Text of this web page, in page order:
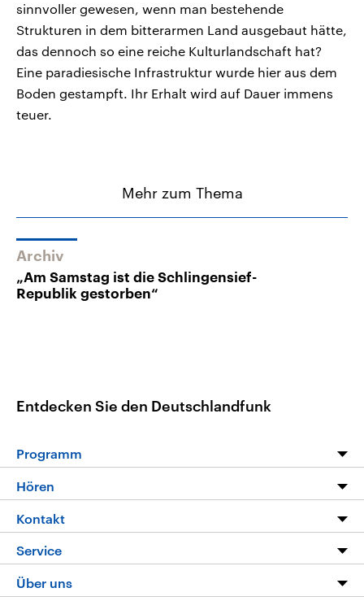
sinnvoller gewesen, wenn man bestehende
Strukturen in dem bitterarmen Land ausgebaut hätte,
das dennoch so eine reiche Kulturlandschaft hat?
Eine paradiesische Infrastruktur wurde hier aus dem
Boden gestampft. Ihr Erhalt wird auf Dauer immens
teuer.
Mehr zum Thema
Archiv
„Am Samstag ist die Schlingensief-
Republik gestorben“
Entdecken Sie den Deutschlandfunk
Programm
Die Nachrichten
Nachrichtenleicht
Neue Beiträge auf dlf.de
Hören
Livestream
Podcasts
Deutschlandfunk App
Kontakt
Hörerservice
Service
FAQ
Über uns